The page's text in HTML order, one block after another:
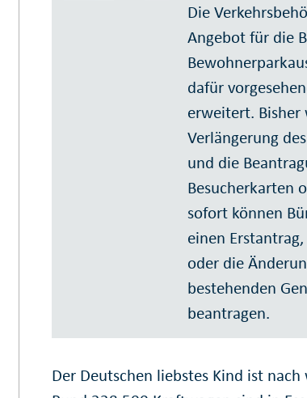
Die
Angebot für die
dafür
erweitert. Bisher
Verlängerung
und die
Besucherkarten
sofort können
einen
oder die
bestehenden
beantragen.
Der Deutschen liebstes Kind ist